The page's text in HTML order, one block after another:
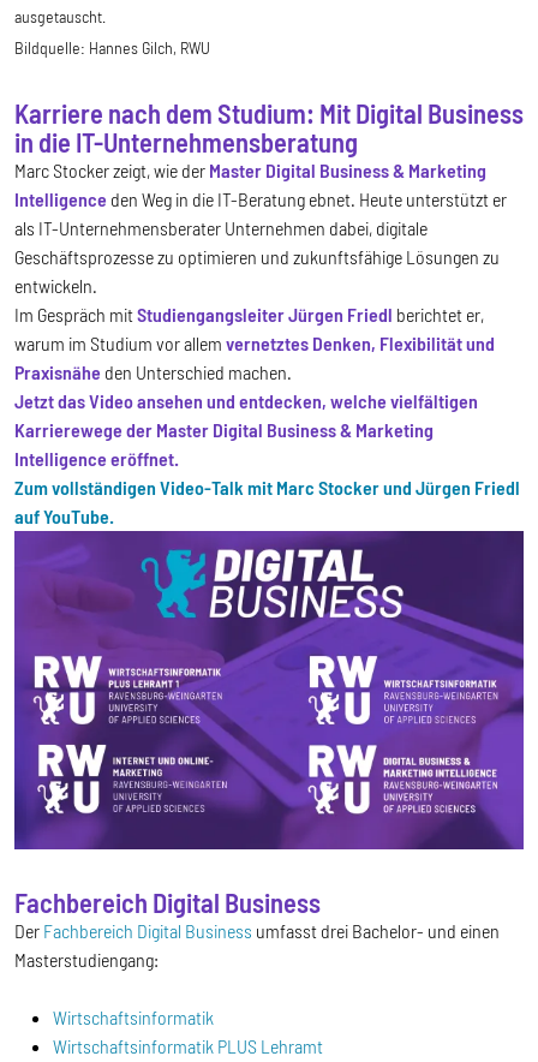
ausgetauscht.
Bildquelle: Hannes Gilch, RWU
Karriere nach dem Studium: Mit Digital Business
in die IT-Unternehmensberatung
Marc Stocker zeigt, wie der Master Digital Business & Marketing
Intelligence den Weg in die IT-Beratung ebnet. Heute unterstützt er
als IT-Unternehmensberater Unternehmen dabei, digitale
Geschäftsprozesse zu optimieren und zukunftsfähige Lösungen zu
entwickeln.
Im Gespräch mitStudiengangsleiter Jürgen Friedl berichtet er,
warum im Studium vor allem vernetztes Denken, Flexibilität und
Praxisnähe den Unterschied machen.
Jetzt das Video ansehen und entdecken, welche vielfältigen
Karrierewege der Master Digital Business & Marketing
Intelligence eröffnet.
Zum vollständigen Video-Talk mit Marc Stocker und Jürgen Friedl
auf YouTube.
Fachbereich Digital Business
Der Fachbereich Digital Business umfasst drei Bachelor- und einen
Masterstudiengang:
Wirtschaftsinformatik
Wirtschaftsinformatik PLUS Lehramt